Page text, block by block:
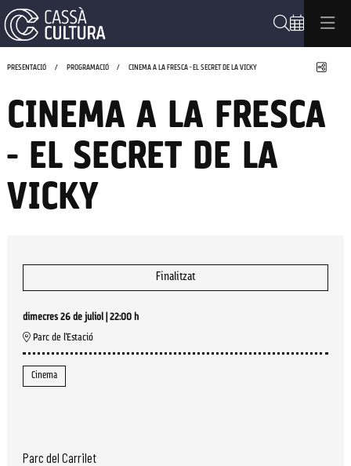
PRESENTACIÓ PROGRAMACIÓ CINEMA A LA FRESCA - EL SECRET DE LA VICKY
CINEMA A LA FRESCA
- EL SECRET DE LA
VICKY
Finalitzat
dimecres 26 de juliol
22:00 h
Parc de l'Estació
Cinema
Parc del Carrilet